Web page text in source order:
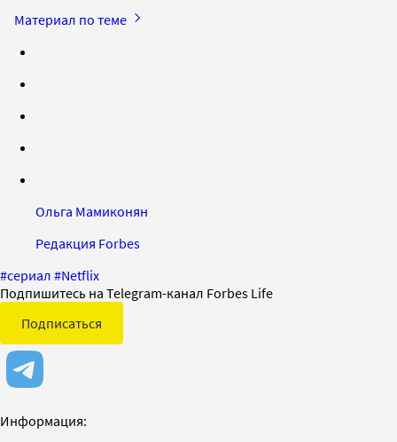
Материал по теме
Ольга Мамиконян
Редакция Forbes
#сериал #Netflix
Подпишитесь на Telegram-канал Forbes Life
Подписаться
Информация: